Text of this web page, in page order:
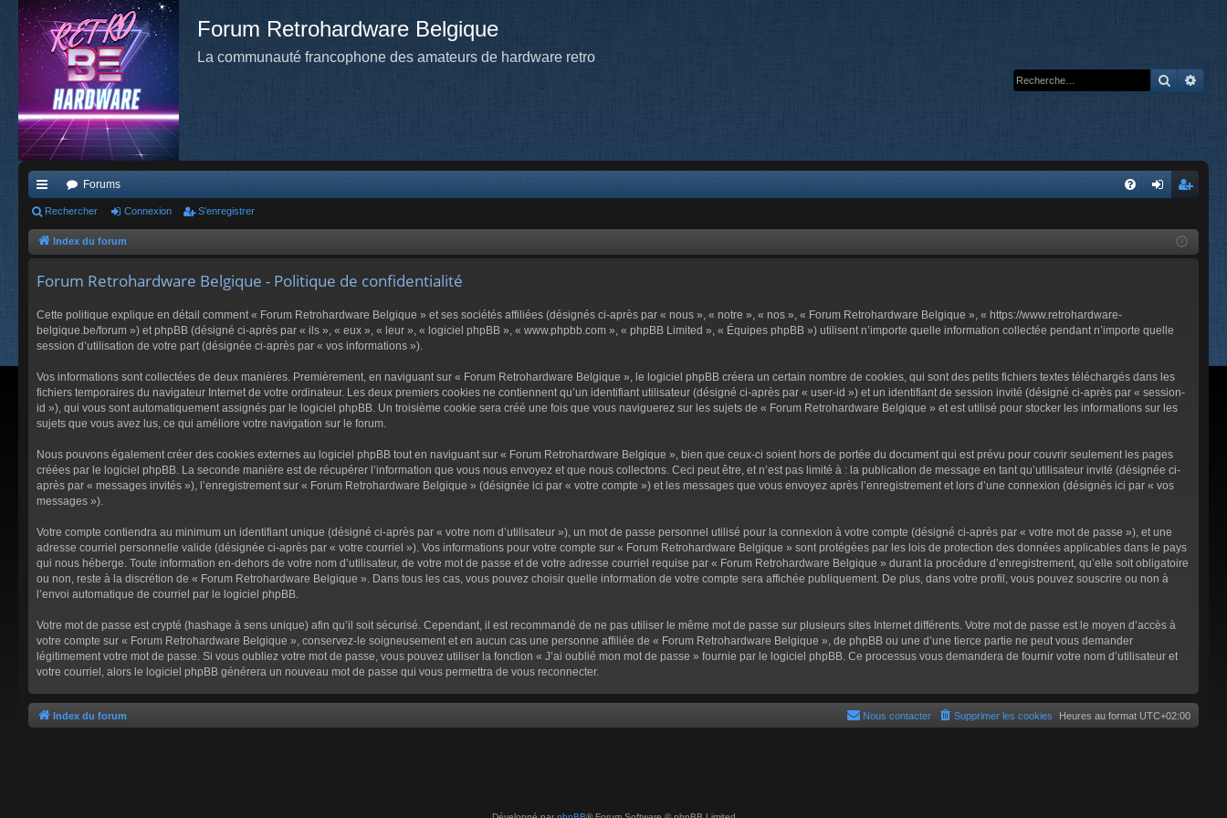
Forum Retrohardware Belgique
La communauté francophone des amateurs de hardware retro
cc
ès
de
Forums
nr
Rechercher Connexion S’enregistrer
Index du forum
Forum Retrohardware Belgique - Politique de confidentialité
Cette politique explique en détail comment « Forum Retrohardware Belgique » et ses sociétés affiliées (désignés ci-après par « nous », « notre », « nos », « Forum Retrohardware Belgique », « https://www.retrohardware-
belgique.be/forum ») et phpBB (désigné ci-après par « ils », « eux », « leur », « logiciel phpBB », « www.phpbb.com », « phpBB Limited », « Équipes phpBB ») utilisent n’importe quelle information collectée pendant n’importe quelle
session d’utilisation de votre part (désignée ci-après par « vos informations »).
Vos informations sont collectées de deux manières. Premièrement, en naviguant sur « Forum Retrohardware Belgique », le logiciel phpBB créera un certain nombre de cookies, qui sont des petits fichiers textes téléchargés dans les
fichiers temporaires du navigateur Internet de votre ordinateur. Les deux premiers cookies ne contiennent qu’un identifiant utilisateur (désigné ci-après par « user-id ») et un identifiant de session invité (désigné ci-après par « session-
id »), qui vous sont automatiquement assignés par le logiciel phpBB. Un troisième cookie sera créé une fois que vous naviguerez sur les sujets de « Forum Retrohardware Belgique » et est utilisé pour stocker les informations sur les
sujets que vous avez lus, ce qui améliore votre navigation sur le forum.
Nous pouvons également créer des cookies externes au logiciel phpBB tout en naviguant sur « Forum Retrohardware Belgique », bien que ceux-ci soient hors de portée du document qui est prévu pour couvrir seulement les pages
créées par le logiciel phpBB. La seconde manière est de récupérer l’information que vous nous envoyez et que nous collectons. Ceci peut être, et n’est pas limité à : la publication de message en tant qu’utilisateur invité (désignée ci-
après par « messages invités »), l’enregistrement sur « Forum Retrohardware Belgique » (désignée ici par « votre compte ») et les messages que vous envoyez après l’enregistrement et lors d’une connexion (désignés ici par « vos
messages »).
Votre compte contiendra au minimum un identifiant unique (désigné ci-après par « votre nom d’utilisateur »), un mot de passe personnel utilisé pour la connexion à votre compte (désigné ci-après par « votre mot de passe »), et une
adresse courriel personnelle valide (désignée ci-après par « votre courriel »). Vos informations pour votre compte sur « Forum Retrohardware Belgique » sont protégées par les lois de protection des données applicables dans le pays
qui nous héberge. Toute information en-dehors de votre nom d’utilisateur, de votre mot de passe et de votre adresse courriel requise par « Forum Retrohardware Belgique » durant la procédure d’enregistrement, qu’elle soit obligatoire
ou non, reste à la discrétion de « Forum Retrohardware Belgique ». Dans tous les cas, vous pouvez choisir quelle information de votre compte sera affichée publiquement. De plus, dans votre profil, vous pouvez souscrire ou non à
l’envoi automatique de courriel par le logiciel phpBB.
Votre mot de passe est crypté (hashage à sens unique) afin qu’il soit sécurisé. Cependant, il est recommandé de ne pas utiliser le même mot de passe sur plusieurs sites Internet différents. Votre mot de passe est le moyen d’accès à
votre compte sur « Forum Retrohardware Belgique », conservez-le soigneusement et en aucun cas une personne affiliée de « Forum Retrohardware Belgique », de phpBB ou une d’une tierce partie ne peut vous demander
légitimement votre mot de passe. Si vous oubliez votre mot de passe, vous pouvez utiliser la fonction « J’ai oublié mon mot de passe » fournie par le logiciel phpBB. Ce processus vous demandera de fournir votre nom d’utilisateur et
votre courriel, alors le logiciel phpBB générera un nouveau mot de passe qui vous permettra de vous reconnecter.
Index du forum Heures au format UTC+02:00
Supprimer les cookies
Nous contacter